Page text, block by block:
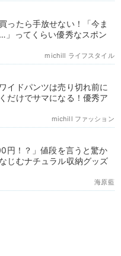
ったら手放せない！「今ま
」ってくらい優秀なスポン
michill ライフスタイル
イドパンツは売り切れ前に
だけでサマになる！優秀ア
michill ファッション
円！？」値段を言うと驚か
じむナチュラル収納グッズ
海原藍